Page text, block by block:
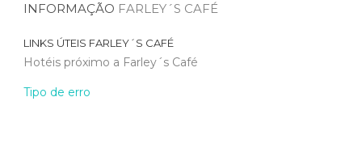
INFORMAÇÃO FARLEY´S CAFÉ
LINKS ÚTEIS FARLEY´S CAFÉ
Hotéis próximo a Farley´s Café
Tipo de erro